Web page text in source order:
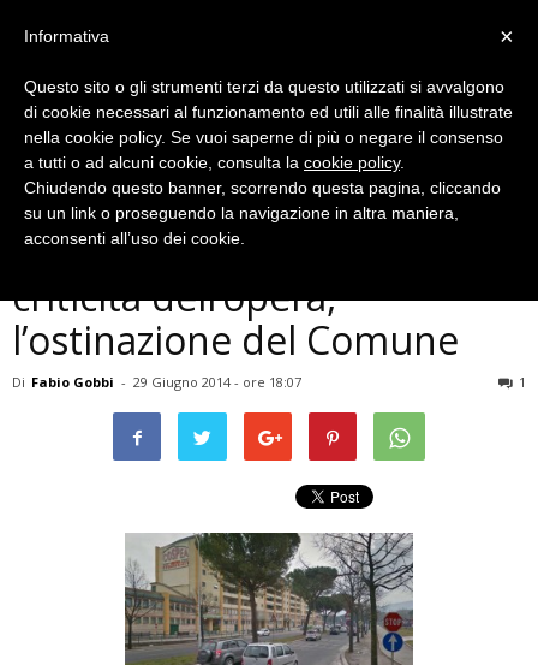
Cronaca
Terni, cavalcavia Cospea: le
criticità dell’opera,
l’ostinazione del Comune
Di Fabio Gobbi - 29 Giugno 2014 - ore 18:07 1
×
Informativa
Questo sito o gli strumenti terzi da questo utilizzati si avvalgono
di cookie necessari al funzionamento ed utili alle finalità illustrate
nella cookie policy. Se vuoi saperne di più o negare il consenso
a tutti o ad alcuni cookie, consulta la cookie policy.
Chiudendo questo banner, scorrendo questa pagina, cliccando
su un link o proseguendo la navigazione in altra maniera,
acconsenti all’uso dei cookie.